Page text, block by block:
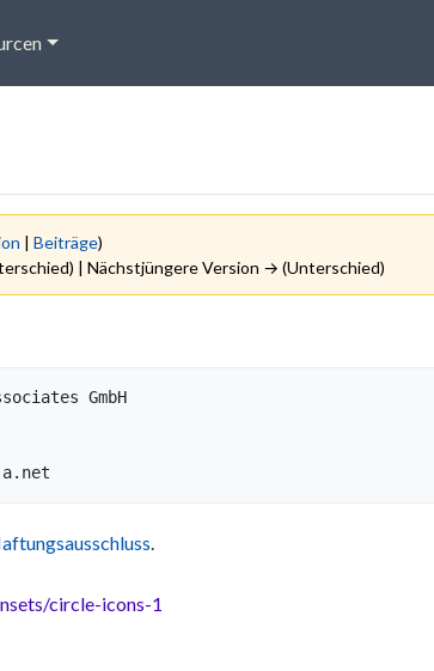
| Beiträge)
| Nächstjüngere Version → (Unterschied)
GmbH
circle-icons-1